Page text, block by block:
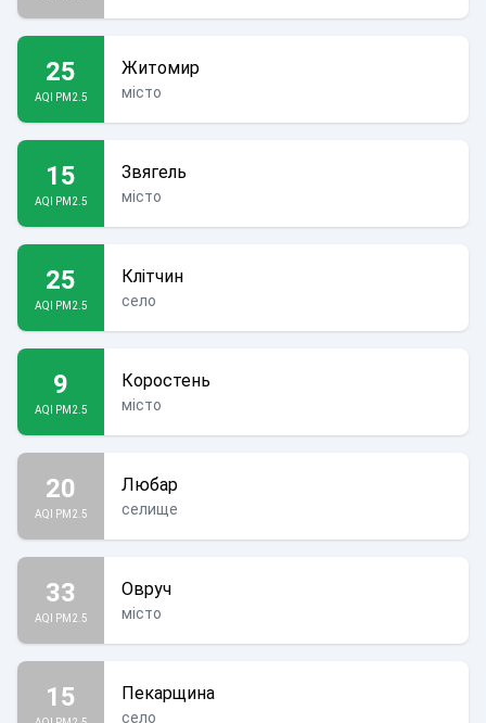
25
AQI PM2.5
Житомир
місто
15
AQI PM2.5
Звягель
місто
25
AQI PM2.5
Клітчин
село
9
AQI PM2.5
Коростень
місто
20
AQI PM2.5
Любар
селище
33
AQI PM2.5
Овруч
місто
15 Пекарщина
село